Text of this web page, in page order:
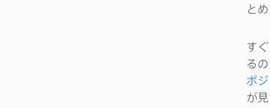
と
す
る
ポ
が